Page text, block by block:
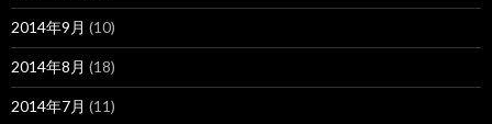
2014年9月 (10)
2014年8月 (18)
2014年7月 (11)